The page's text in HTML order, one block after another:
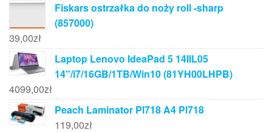
Fiskars ostrzałka do noży roll -sharp
(857000)
39,00zł
Laptop Lenovo IdeaPad 5 14IIL05
14"/i7/16GB/1TB/Win10 (81YH00LHPB)
4099,00zł
Peach Laminator Pl718 A4 Pl718
119,00zł